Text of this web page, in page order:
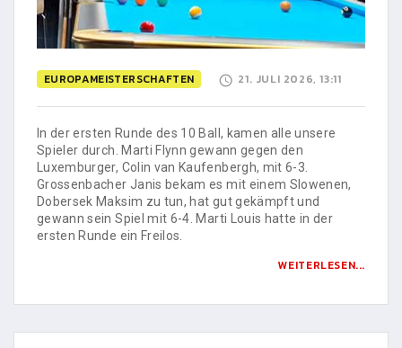
EUROPAMEISTERSCHAFTEN 21. JULI 2026, 13:11
In der ersten Runde des 10 Ball, kamen alle unsere
Spieler durch. Marti Flynn gewann gegen den
Luxemburger, Colin van Kaufenbergh, mit 6-3.
Grossenbacher Janis bekam es mit einem Slowenen,
Dobersek Maksim zu tun, hat gut gekämpft und
gewann sein Spiel mit 6-4. Marti Louis hatte in der
ersten Runde ein Freilos.
WEITERLESEN...